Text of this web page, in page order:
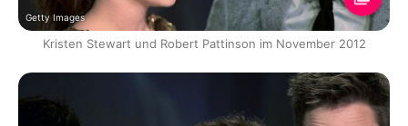
Getty Images
Kristen Stewart und Robert Pattinson im November 2012